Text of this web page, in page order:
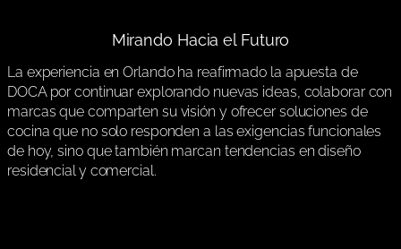
Mirando Hacia el Futuro
La experiencia en Orlando ha reafirmado la apuesta de
DOCA por continuar explorando nuevas ideas, colaborar con
marcas que comparten su visión y ofrecer soluciones de
cocina que no solo responden a las exigencias funcionales
de hoy, sino que también marcan tendencias en diseño
residencial y comercial.